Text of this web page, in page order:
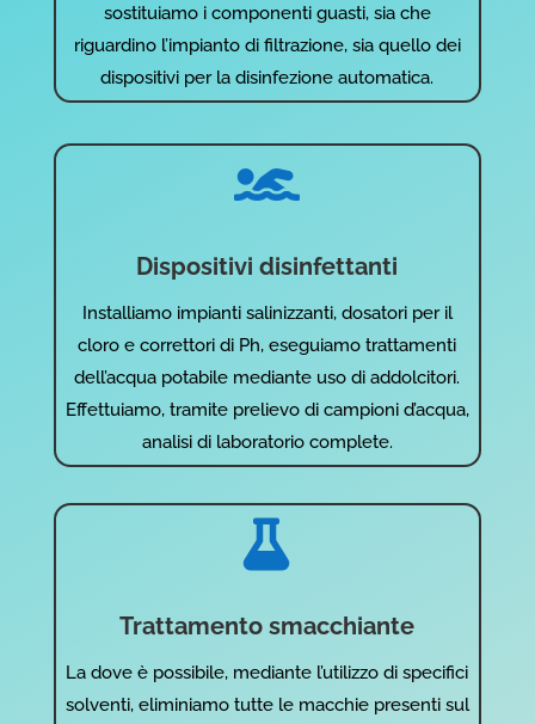
sostituiamo i componenti guasti, sia che
riguardino l’impianto di filtrazione, sia quello dei
dispositivi per la disinfezione automatica.

Dispositivi disinfettanti
Installiamo impianti salinizzanti, dosatori per il
cloro e correttori di Ph, eseguiamo trattamenti
dell’acqua potabile mediante uso di addolcitori.
Effettuiamo, tramite prelievo di campioni d’acqua,
analisi di laboratorio complete.

Trattamento smacchiante
La dove è possibile, mediante l’utilizzo di specifici
solventi, eliminiamo tutte le macchie presenti sul